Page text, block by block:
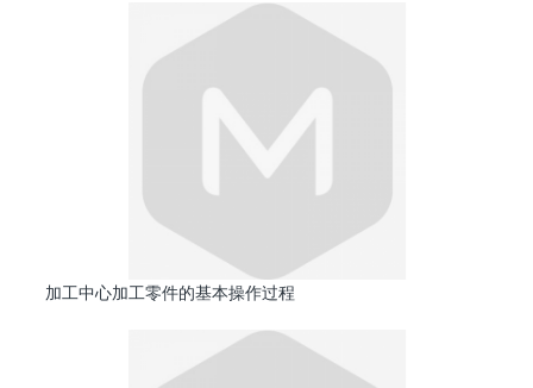
加工中心加工零件的基本操作过程